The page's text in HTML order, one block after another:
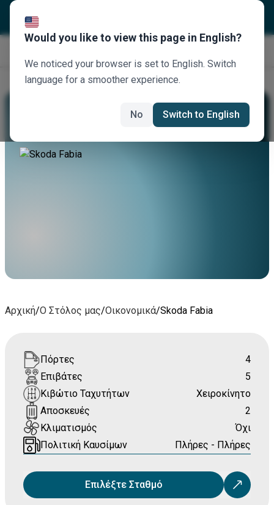
Νοικιάστε Ένα Skoda Fabia
Αρχική/Ο Στόλος μας/Οικονομικά/Skoda Fabia
Πόρτες
4
Επιβάτες
5
Κιβώτιο Ταχυτήτων
Χειροκίνητο
Αποσκευές
2
Κλιματισμός
Όχι
Πολιτική Καυσίμων
Πλήρες - Πλήρες
Επιλέξτε Σταθμό
Would you like to view this page in English?
We noticed your browser is set to English. Switch
language for a smoother experience.
No Switch to English